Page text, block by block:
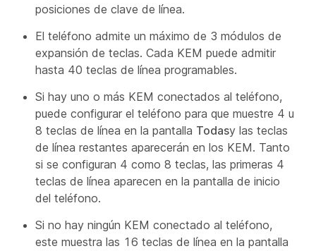
posiciones de clave de línea.
El teléfono admite un máximo de 3 módulos de
expansión de teclas. Cada KEM puede admitir
hasta 40 teclas de línea programables.
Si hay uno o más KEM conectados al teléfono,
puede configurar el teléfono para que muestre 4 u
8 teclas de línea en la pantalla Todasy las teclas
de línea restantes aparecerán en los KEM. Tanto
si se configuran 4 como 8 teclas, las primeras 4
teclas de línea aparecen en la pantalla de inicio
del teléfono.
Si no hay ningún KEM conectado al teléfono,
este muestra las 16 teclas de línea en la pantalla